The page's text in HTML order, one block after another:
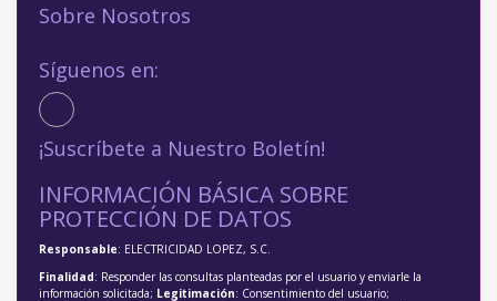
Sobre Nosotros
Síguenos en:
¡Suscríbete a Nuestro Boletín!
INFORMACIÓN BÁSICA SOBRE
PROTECCIÓN DE DATOS
Responsable: ELECTRICIDAD LOPEZ, S.C.
Finalidad: Responder las consultas planteadas por el usuario y enviarle la
información solicitada; Legitimación: Consentimiento del usuario;